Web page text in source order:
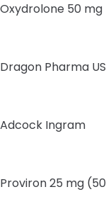
Oxydrolone 50
Dragon Pharma
Adcock Ingram
Proviron 25 mg